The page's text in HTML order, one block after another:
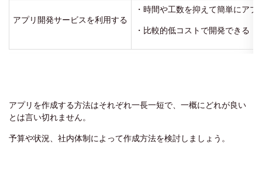
アプリ開発サービスを利用する
・時間や工数を抑えて簡単にアプ
・比較的低コストで開発できる
アプリを作成する方法はそれぞれ一長一短で、一概にどれが良い
とは言い切れません。
予算や状況、社内体制によって作成方法を検討しましょう。